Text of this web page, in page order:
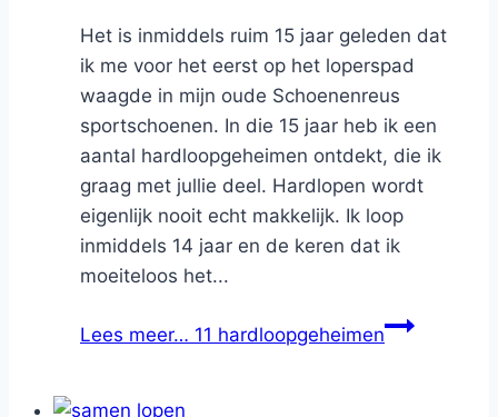
Het is inmiddels ruim 15 jaar geleden dat
ik me voor het eerst op het loperspad
waagde in mijn oude Schoenenreus
sportschoenen. In die 15 jaar heb ik een
aantal hardloopgeheimen ontdekt, die ik
graag met jullie deel. Hardlopen wordt
eigenlijk nooit echt makkelijk. Ik loop
inmiddels 14 jaar en de keren dat ik
moeiteloos het...
Lees meer… 11 hardloopgeheimen